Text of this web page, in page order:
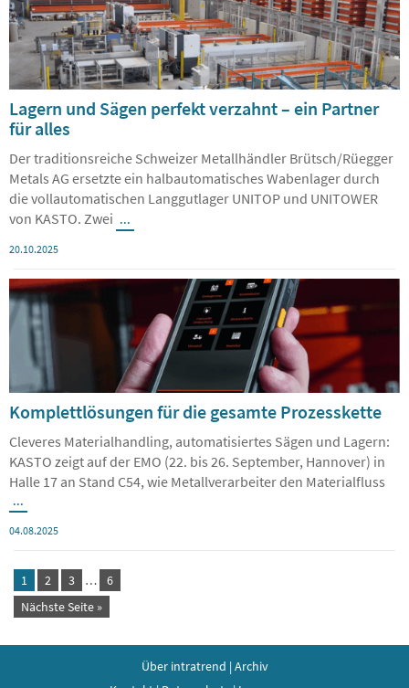
Lagern und Sägen perfekt verzahnt – ein Partner
für alles
Der traditionsreiche Schweizer Metallhändler Brütsch/Rüegger
Metals AG ersetzte ein halbautomatisches Wabenlager durch
die vollautomatischen Langgutlager UNITOP und UNITOWER
von KASTO. Zwei
Komplettlösungen für die gesamte Prozesskette
Cleveres Materialhandling, automatisiertes Sägen und Lagern:
KASTO zeigt auf der EMO (22. bis 26. September, Hannover) in
Halle 17 an Stand C54, wie Metallverarbeiter den Materialfluss
...
1 2 3 …